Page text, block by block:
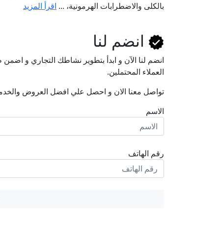
بالكلى والاضطرابات الهرمونية، ... اقرأ المزيد
انضم لنا
انضم لنا اﻵن و ابدأ بتطوير نشاطك التجاري و
العملاء المحتملين.
تواصل معنا الان و احصل علي افضل العروض
الاسم
رقم الهاتف